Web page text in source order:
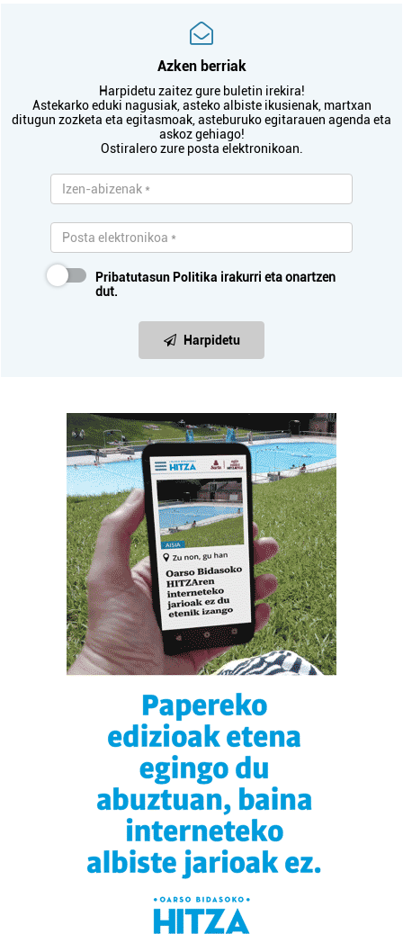
Azken berriak
Harpidetu zaitez gure buletin irekira!
Astekarko eduki nagusiak, asteko albiste ikusienak, martxan
ditugun zozketa eta egitasmoak, asteburuko egitarauen agenda eta
askoz gehiago!
Ostiralero zure posta elektronikoan.
Pribatutasun Politika irakurri eta onartzen
dut.
Harpidetu